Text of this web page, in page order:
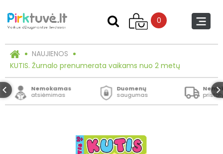
0
NAUJIENOS
KUTIS. Žurnalo prenumerata vaikams nuo 2 metų
Nemokamas
atsiėmimas
Duomenų
saugumas